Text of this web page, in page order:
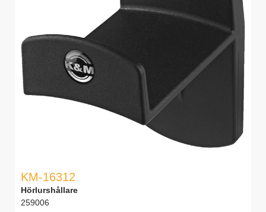
KM-16312
Hörlurshållare
259006